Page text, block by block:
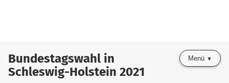
Bundestagswahl in
Schleswig-Holstein 2021
Menü